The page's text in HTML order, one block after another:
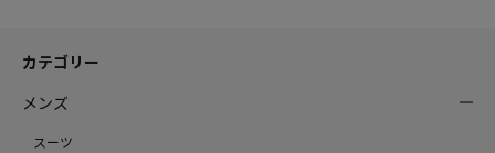
カテゴリー
メンズ
スーツ